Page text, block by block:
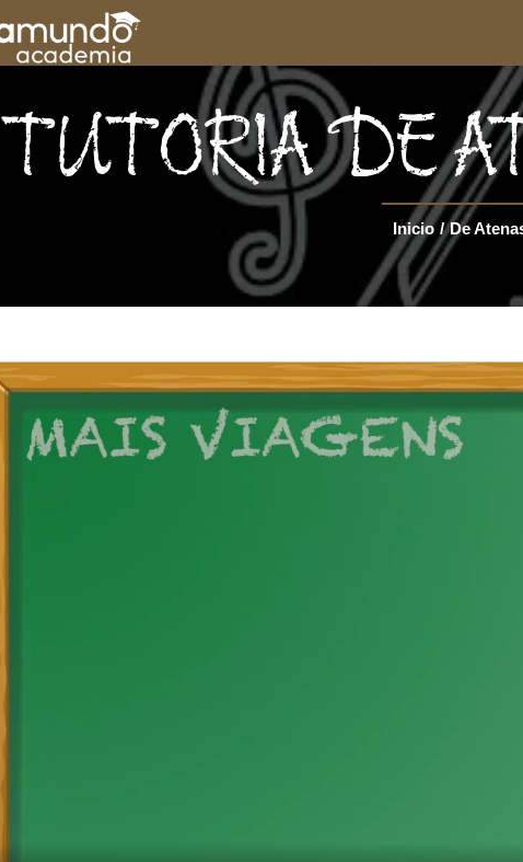
TUTORIA DE
Inicio / De